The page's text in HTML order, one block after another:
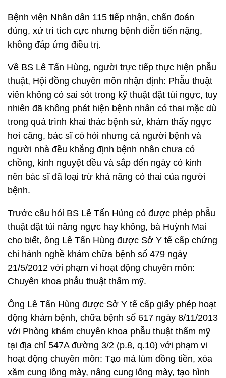
Bệnh viện Nhân dân 115 tiếp nhận, chẩn đoán
đúng, xử trí tích cực nhưng bệnh diễn tiến nặng,
không đáp ứng điều trị.
Về BS Lê Tấn Hùng, người trực tiếp thực hiện phẫu
thuật, Hội đồng chuyên môn nhận định: Phẫu thuật
viên không có sai sót trong kỹ thuật đặt túi ngực, tuy
nhiên đã không phát hiện bệnh nhân có thai mặc dù
trong quá trình khai thác bệnh sử, khám thấy ngực
hơi căng, bác sĩ có hỏi nhưng cả người bệnh và
người nhà đều khẳng định bệnh nhân chưa có
chồng, kinh nguyệt đều và sắp đến ngày có kinh
nên bác sĩ đã loại trừ khả năng có thai của người
bệnh.
Trước câu hỏi BS Lê Tấn Hùng có được phép phẫu
thuật đặt túi nâng ngực hay không, bà Huỳnh Mai
cho biết, ông Lê Tấn Hùng được Sở Y tế cấp chứng
chỉ hành nghề khám chữa bệnh số 479 ngày
21/5/2012 với phạm vi hoạt động chuyên môn:
Chuyên khoa phẫu thuật thẩm mỹ.
Ông Lê Tấn Hùng được Sở Y tế cấp giấy phép hoạt
động khám bệnh, chữa bệnh số 617 ngày 8/11/2013
với Phòng khám chuyên khoa phẫu thuật thẩm mỹ
tại địa chỉ 547A đường 3/2 (p.8, q.10) với phạm vi
hoạt động chuyên môn: Tạo má lúm đồng tiền, xóa
xăm cung lông mày, nâng cung lông mày, tạo hình